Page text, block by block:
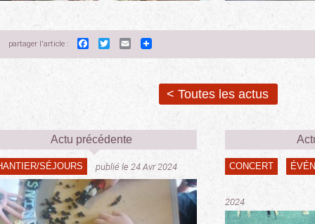
partager l'article : Facebook
TwitterEmail
< Toutes les actus
Actu précédente
SÉJOURS publié le 24 Avr 2024 CONCERT
2024